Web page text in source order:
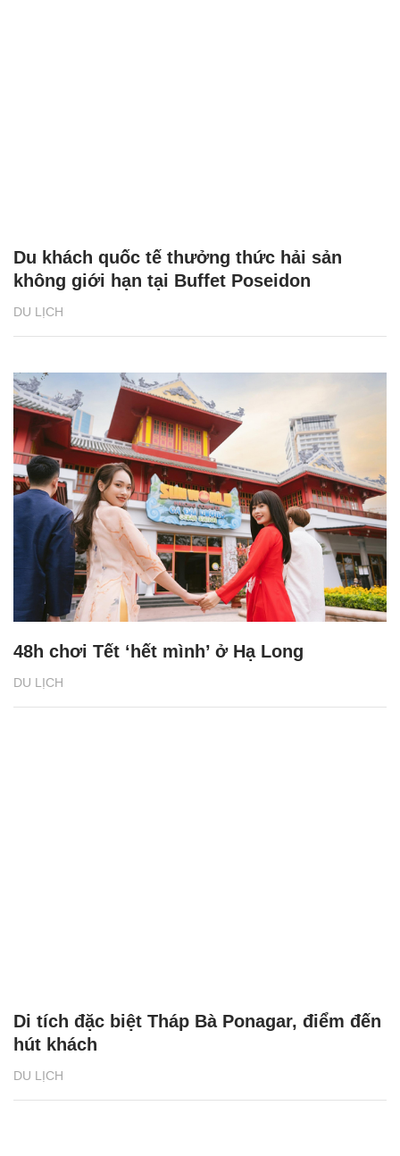
DU LỊCH
Du khách quốc tế thưởng thức hải sản
không giới hạn tại Buffet Poseidon
DU LỊCH
48h chơi Tết ‘hết mình’ ở Hạ Long
DU LỊCH
Di tích đặc biệt Tháp Bà Ponagar, điểm đến
hút khách